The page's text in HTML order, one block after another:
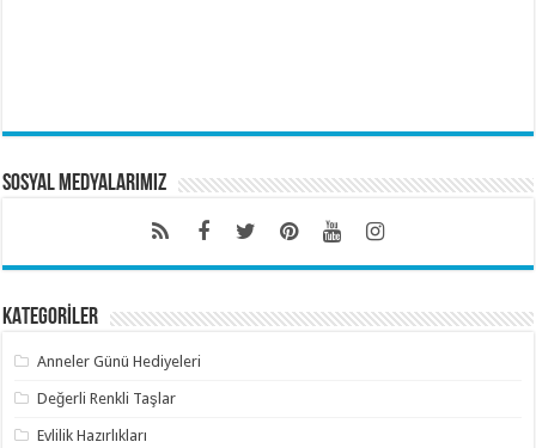
Sosyal Medyalarımız
KATEGORİLER
Anneler Günü Hediyeleri
Değerli Renkli Taşlar
Evlilik Hazırlıkları